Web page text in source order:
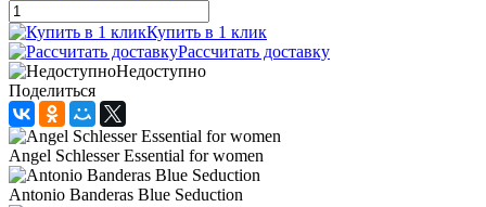
Купить в 1 клик
Рассчитать доставку
Недоступно
Поделиться
Angel Schlesser Essential for women
Antonio Banderas Blue Seduction